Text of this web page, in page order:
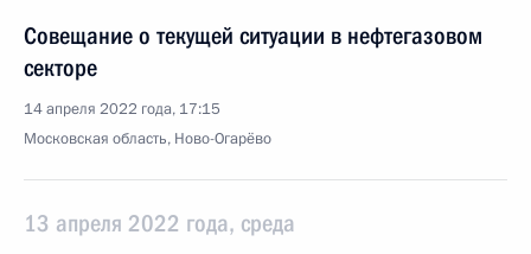
Совещание о текущей ситуации в нефтегазовом
секторе
14 апреля 2022 года, 17:15
Московская область, Ново-Огарёво
13 апреля 2022 года, среда